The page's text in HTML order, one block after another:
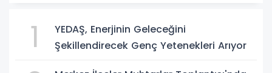
1
YEDAŞ, Enerjinin Geleceğini
Şekillendirecek Genç Yetenekleri Arıyor